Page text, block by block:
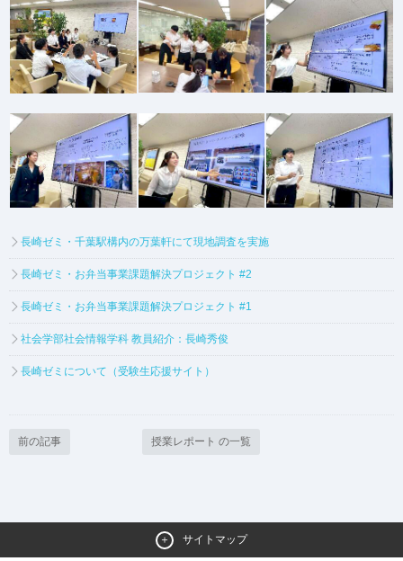
長崎ゼミ・千葉駅構内の万葉軒にて現地調査を実施
長崎ゼミ・お弁当事業課題解決プロジェクト #2
長崎ゼミ・お弁当事業課題解決プロジェクト #1
社会学部社会情報学科 教員紹介：長崎秀俊
長崎ゼミについて（受験生応援サイト）
前の記事 授業レポート の一覧
サイトマップ